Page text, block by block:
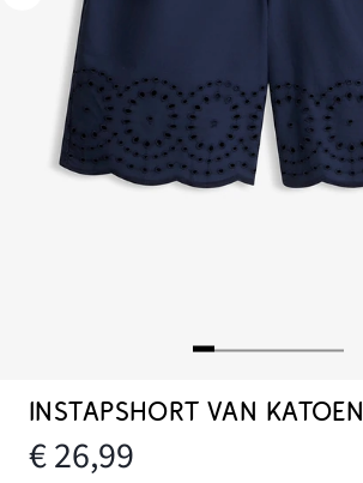
INSTAPSHORT VAN KATOEN
€ 26,99